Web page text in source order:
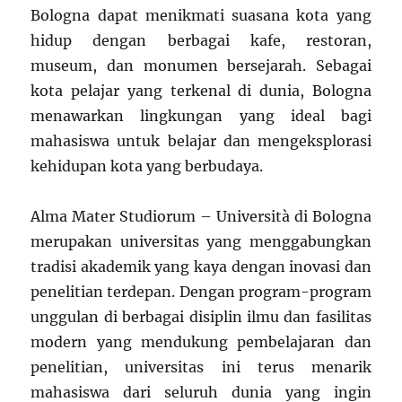
Bologna dapat menikmati suasana kota yang
hidup dengan berbagai kafe, restoran,
museum, dan monumen bersejarah. Sebagai
kota pelajar yang terkenal di dunia, Bologna
menawarkan lingkungan yang ideal bagi
mahasiswa untuk belajar dan mengeksplorasi
kehidupan kota yang berbudaya.
Alma Mater Studiorum – Università di Bologna
merupakan universitas yang menggabungkan
tradisi akademik yang kaya dengan inovasi dan
penelitian terdepan. Dengan program-program
unggulan di berbagai disiplin ilmu dan fasilitas
modern yang mendukung pembelajaran dan
penelitian, universitas ini terus menarik
mahasiswa dari seluruh dunia yang ingin